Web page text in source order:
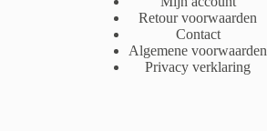
Retour voorwaarden
Contact
Algemene voorwaarden
Privacy verklaring